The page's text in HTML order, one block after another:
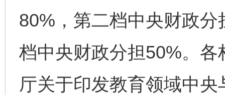
80%，第二档中央财政
档中央财政分担50%。
厅关于印发教育领域中